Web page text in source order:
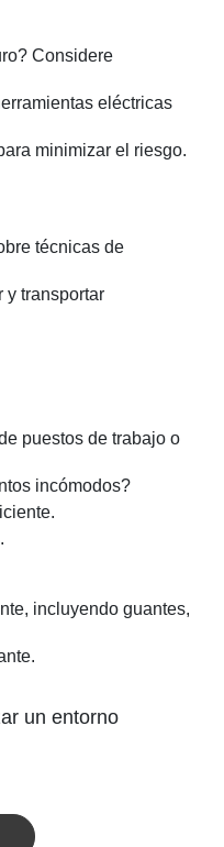
Considere
eléctricas
minimizar el riesgo.
técnicas de
y transportar
puestos de trabajo o
incómodos?
incluyendo guantes,
un entorno